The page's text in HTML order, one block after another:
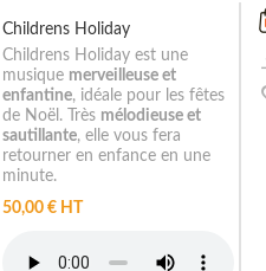
Childrens Holiday
Childrens Holiday est une
musique merveilleuse et
enfantine, idéale pour les fêtes
de Noël. Très mélodieuse et
sautillante, elle vous fera
retourner en enfance en une
minute.
50,00 € HT